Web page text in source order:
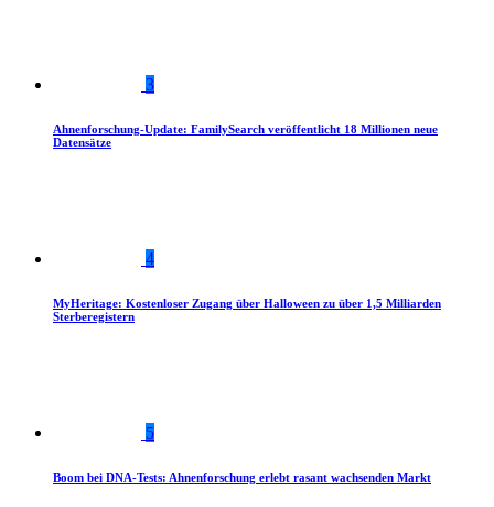
3
Ahnenforschung-Update: FamilySearch veröffentlicht 18 Millionen neue
Datensätze
4
MyHeritage: Kostenloser Zugang über Halloween zu über 1,5 Milliarden
Sterberegistern
5
Boom bei DNA-Tests: Ahnenforschung erlebt rasant wachsenden Markt